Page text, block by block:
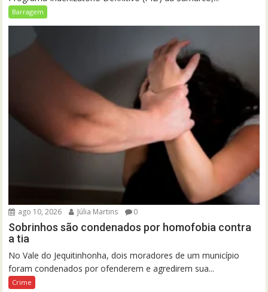
Barragem
ago 10, 2026 Júlia Martins 0
Sobrinhos são condenados por homofobia contra
a tia
No Vale do Jequitinhonha, dois moradores de um município
foram condenados por ofenderem e agredirem sua...
Crime